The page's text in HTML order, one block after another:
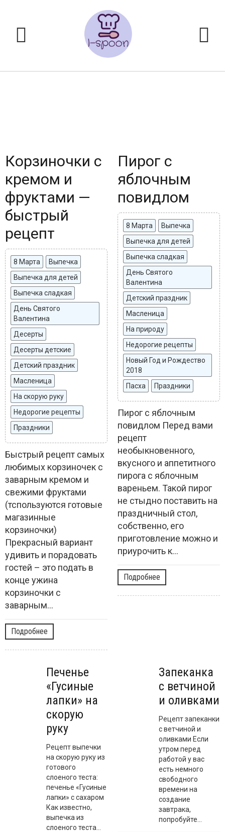
Корзиночки с
кремом и
фруктами —
быстрый
рецепт
8 Марта
Выпечка
Выпечка для детей
Выпечка сладкая
День Святого
Валентина
Десерты
Десерты детские
Детский праздник
Масленица
На скорую руку
Недорогие рецепты
Праздники
Быстрый рецепт самых
любимых корзиночек с
заварным кремом и
свежими фруктами
(тспользуются готовые
магазинные
корзиночки)
Прекрасный вариант
удивить и порадовать
гостей – это подать в
конце ужина
корзиночки с
заварным...
Подробнее
Пирог с
яблочным
повидлом
8 Марта
Выпечка
Выпечка для детей
Выпечка сладкая
День Святого
Валентина
Детский праздник
Масленица
На природу
Недорогие рецепты
Новый Год и Рождество
2018
Пасха
Праздники
Пирог с яблочным
повидлом Перед вами
рецепт
необыкновенного,
вкусного и аппетитного
пирога с яблочным
вареньем. Такой пирог
не стыдно поставить на
праздничный стол,
собственно, его
приготовление можно и
приурочить к...
Подробнее
Печенье
«Гусиные
лапки» на
скорую
руку
Рецепт выпечки
на скорую руку из
готового
слоеного теста:
печенье «Гусиные
лапки» с сахаром
Как известно,
выпечка из
слоеного теста...
Запеканка
с ветчиной
и оливками
Рецепт запеканки
с ветчиной и
оливками Если
утром перед
работой у вас
есть немного
свободного
времени на
создание
завтрака,
попробуйте...